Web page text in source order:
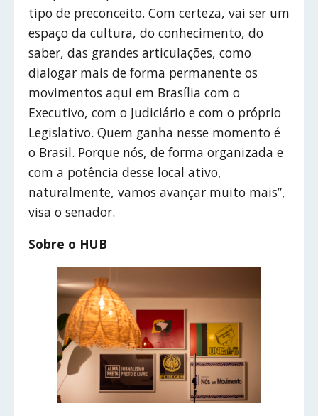
tipo de preconceito. Com certeza, vai ser um
espaço da cultura, do conhecimento, do
saber, das grandes articulações, como
dialogar mais de forma permanente os
movimentos aqui em Brasília com o
Executivo, com o Judiciário e com o próprio
Legislativo. Quem ganha nesse momento é
o Brasil. Porque nós, de forma organizada e
com a potência desse local ativo,
naturalmente, vamos avançar muito mais”,
visa o senador.
Sobre o HUB